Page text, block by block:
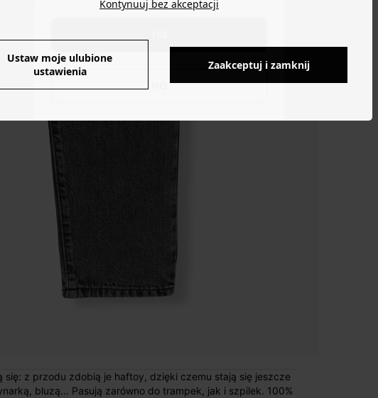
się: z przodu zdobią je haftoy, dzięki czemu stają się jeszcze
bluzą... Pasują zarówno do trampek, jak i szpilek. 100%
Kontynuuj bez akceptacji
Ustaw moje ulubione
ustawienia
Zaakceptuj i zamknij